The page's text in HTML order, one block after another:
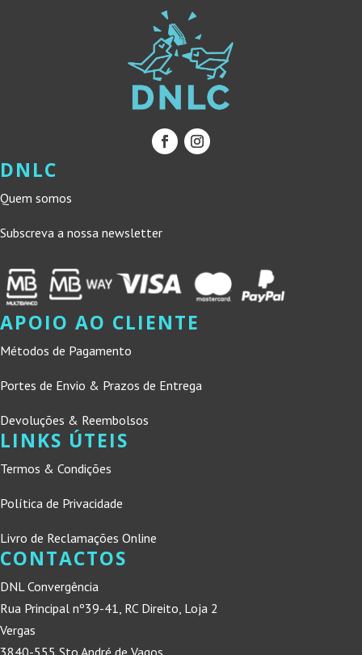
DNLC
Quem somos
Subscreva a nossa newsletter
APOIO AO CLIENTE
Métodos de Pagamento
Portes de Envio & Prazos de Entrega
Devoluções & Reembolsos
LINKS ÚTEIS
Termos & Condições
Política de Privacidade
Livro de Reclamações Online
CONTACTOS
DNL Convergência
Rua Principal nº39-41, RC Direito, Loja 2
Vergas
3840-555 Sto André de Vagos